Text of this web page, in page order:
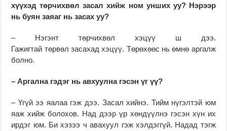
хүүхэд төрчихвөл засал хийж ном унших уу? Нэрээр
нь буян заяаг нь засах уу?
– Нэгэнт төрчихвөл хэцүү ш дээ.
Гажигтай төрвөл засахад хэцүү. Төрөхөөс нь өмнө аргалж
болно.
– Аргална гэдэг нь авхуулна гэсэн үг үү?
– Үгүй ээ яалаа гэж дээ. Засал хийнэ. Тийм нүгэлтэй юм
яаж хийж болохов. Над дээр үр хөндүүлнэ гэсэн хүн их
ирдэг юм. Би хэзээ ч авахуул гэж хэлдэггүй. Надад тэгж